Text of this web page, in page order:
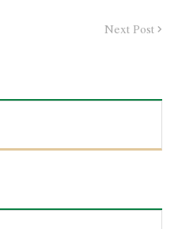
Next Post